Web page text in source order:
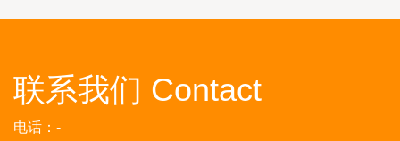
联系我们 Contact
电话：-